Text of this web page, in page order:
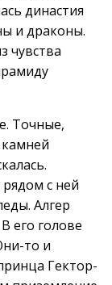
династия
и драконы.
чувства
Точные,
с ней
Алгер
его голове
то и
Гектор-